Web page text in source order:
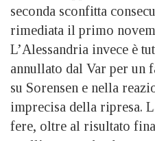
seconda sconfitta
rimediata il primo
L’Alessandria invece è
annullato dal Var per un
su Sorensen e nella
imprecisa della ripresa.
fere, oltre al risultato